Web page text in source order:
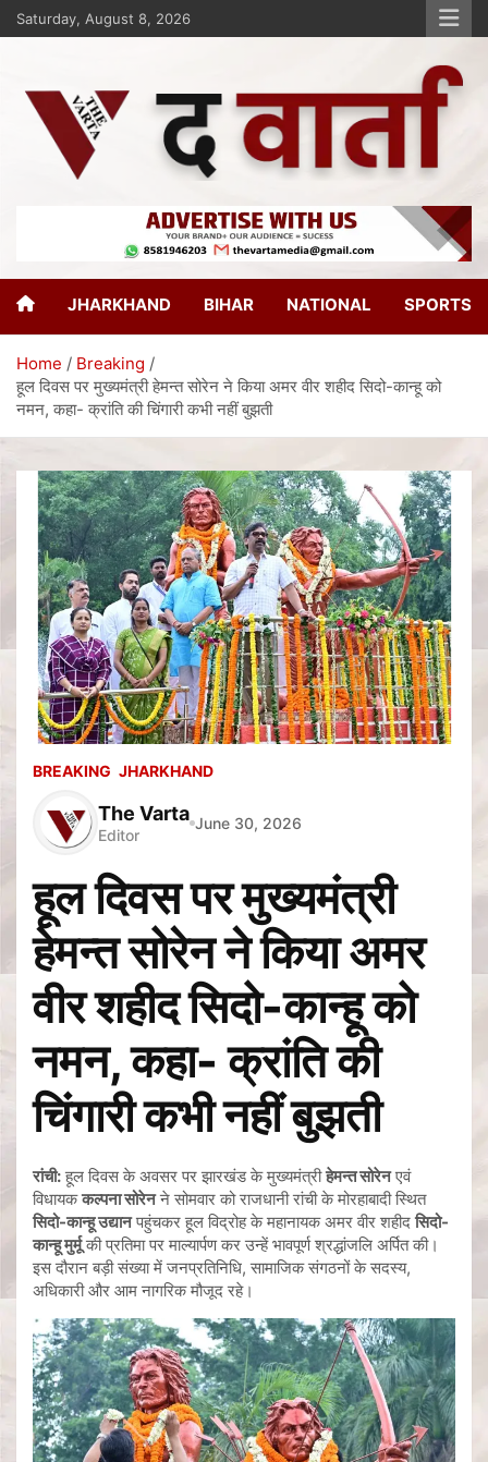
Saturday, August 8, 2026
The Varta
JHARKHAND BIHAR NATIONAL SPORTS
Home
Breaking
हूल दिवस पर मुख्यमंत्री हेमन्त सोरेन ने किया अमर वीर शहीद सिदो-कान्हू को
नमन, कहा- क्रांति की चिंगारी कभी नहीं बुझती
BREAKING JHARKHAND
The Varta
Editor
June 30, 2026
हूल दिवस पर मुख्यमंत्री
हेमन्त सोरेन ने किया अमर
वीर शहीद सिदो-कान्हू को
नमन, कहा- क्रांति की
चिंगारी कभी नहीं बुझती
रांची:हूल दिवस के अवसर पर झारखंड के मुख्यमंत्रीहेमन्त सोरेनएवं
विधायककल्पना सोरेनने सोमवार को राजधानी रांची के मोरहाबादी स्थित
सिदो-कान्हू उद्यानपहुंचकर हूल विद्रोह के महानायक अमर वीर शहीदसिदो-
कान्हू मुर्मूकी प्रतिमा पर माल्यार्पण कर उन्हें भावपूर्ण श्रद्धांजलि अर्पित की।
इस दौरान बड़ी संख्या में जनप्रतिनिधि, सामाजिक संगठनों के सदस्य,
अधिकारी और आम नागरिक मौजूद रहे।